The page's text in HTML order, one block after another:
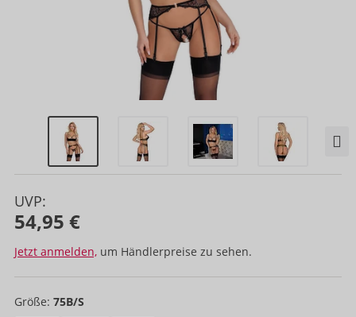
UVP:
54,95 €
Jetzt anmelden, um Händlerpreise zu sehen.
Größe: 75B/S